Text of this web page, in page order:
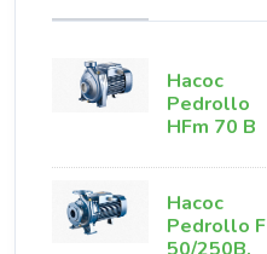
Насос
Pedrollo
HFm 70 B
Насос
Pedrollo F